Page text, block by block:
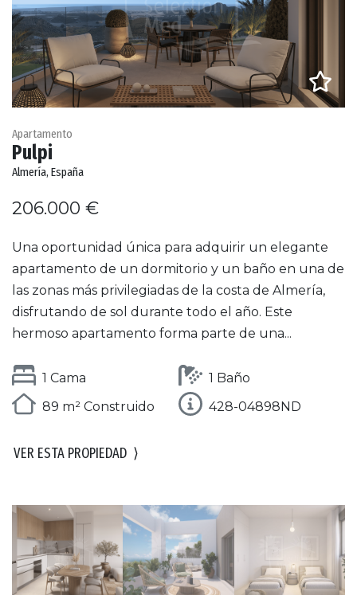
Apartamento
Pulpi
Almería, España
206.000 €
Una oportunidad única para adquirir un elegante
apartamento de un dormitorio y un baño en una de
las zonas más privilegiadas de la costa de Almería,
disfrutando de sol durante todo el año. Este
hermoso apartamento forma parte de una...
1 Cama
1 Baño
89 m² Construido
428-04898ND
VER ESTA PROPIEDAD ⟩